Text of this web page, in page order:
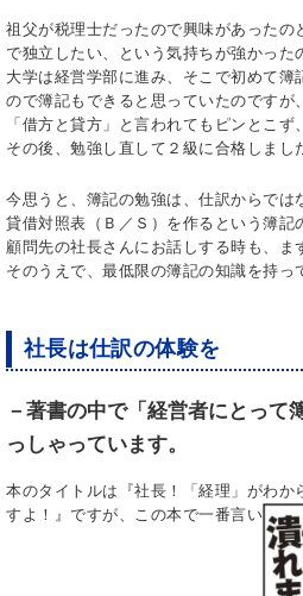
祖父が税理士だったので興味があったの
で独立したい、という気持ちが強かった
大学は経営学部に進み、そこで初めて簿
ので簿記もできると思っていたのですが
「借方と貸方」と言われてもピンとこず
その後、勉強し直して２級に合格しまし
今思うと、簿記の勉強は、仕訳からでは
貸借対照表（Ｂ／Ｓ）を作るという簿記
顧問先の社長さんにお話しする時も、ま
そのうえで、最低限の簿記の知識を持っ
社長は仕訳の体験を
－著書の中で「経営者にとって
っしゃっています。
本のタイトルは『社長！「経理」がわか
すよ！』ですが、この本で一番言い